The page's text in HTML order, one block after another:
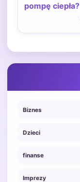
Biznes
Dzieci
finanse
Imprezy